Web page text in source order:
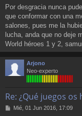
n
s
a
j
e
Por desgracia nunca
que conformar con una
salones, pues me la
lucha, anda que no deje
World héroes 1 y 2,
Arjono
Neo-experto
Re: ¿Qué juegos
MMié, 01 Jun 2016, 17:09